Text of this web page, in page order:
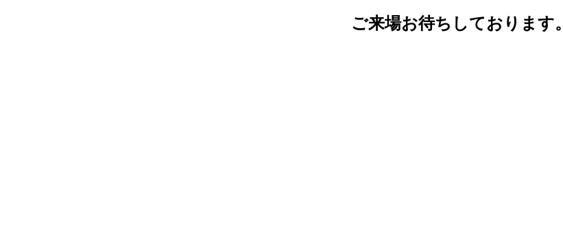
ご来場お待ちしております。